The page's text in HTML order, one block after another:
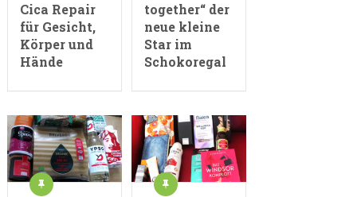
Cica Repair
für Gesicht,
Körper und
Hände
together“ der
neue kleine
Star im
Schokoregal